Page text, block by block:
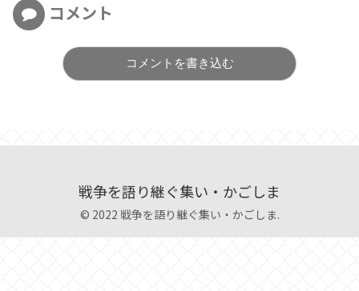
コメント
コメントを書き込む
戦争を語り継ぐ集い・かごしま
© 2022 戦争を語り継ぐ集い・かごしま.